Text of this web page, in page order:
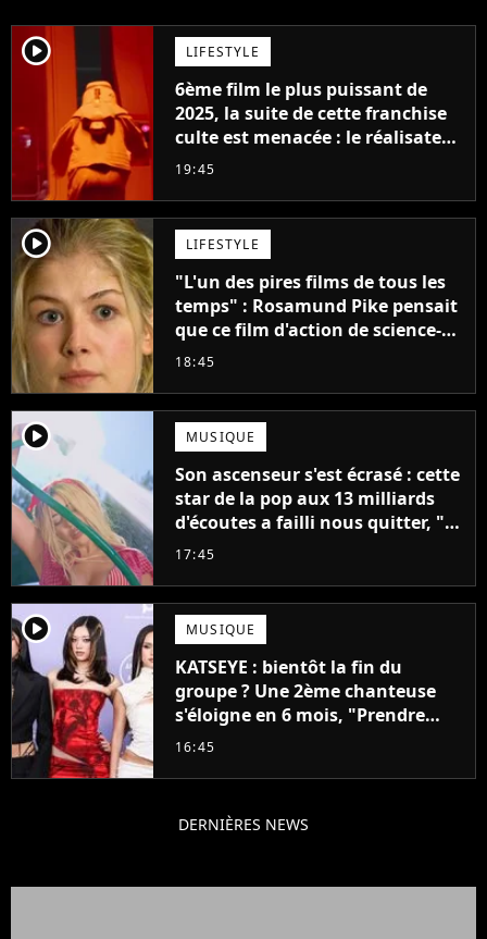
player2 LIFESTYLE
6ème film le plus puissant de
2025, la suite de cette franchise
culte est menacée : le réalisateur
claque la porte pour "différends
19:45
player2 LIFESTYLE
"L'un des pires films de tous les
temps" : Rosamund Pike pensait
que ce film d'action de science-
fiction avec Dwayne Johnson
18:45
player2 MUSIQUE
Son ascenseur s'est écrasé : cette
star de la pop aux 13 milliards
d'écoutes a failli nous quitter, "Je
pensais ne plus jamais chanter"
17:45
player2 MUSIQUE
KATSEYE : bientôt la fin du
groupe ? Une 2ème chanteuse
s'éloigne en 6 mois, "Prendre
cette décision n’a pas été facile"
16:45
DERNIÈRES NEWS